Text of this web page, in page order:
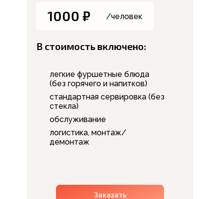
легкие фуршетные блюда
(без горячего и напитков)
стандартная сервировка (без
стекла)
обслуживание
логистика, монтаж/
демонтаж
/человек
1000 ₽
Заказать
В стоимость включено: